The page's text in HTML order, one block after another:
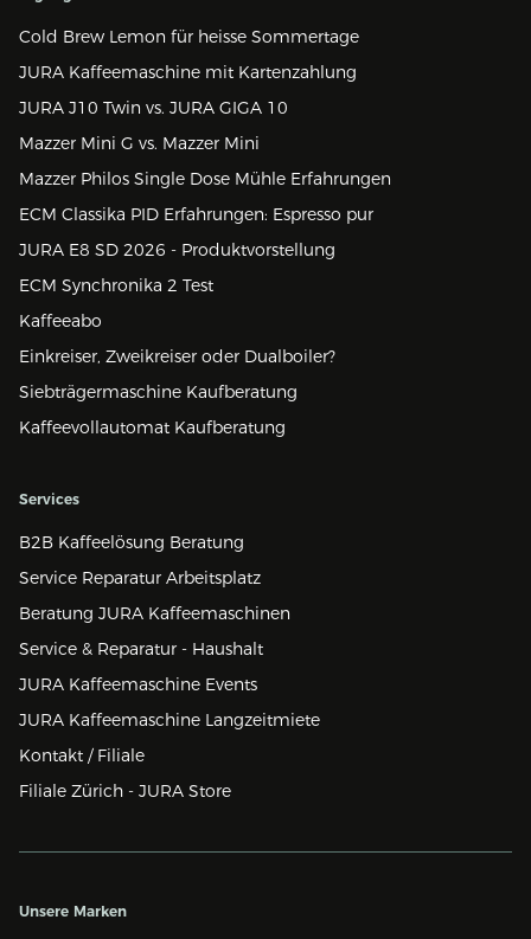
Cold Brew Lemon für heisse Sommertage
JURA Kaffeemaschine mit Kartenzahlung
JURA J10 Twin vs. JURA GIGA 10
Mazzer Mini G vs. Mazzer Mini
Mazzer Philos Single Dose Mühle Erfahrungen
ECM Classika PID Erfahrungen: Espresso pur
JURA E8 SD 2026 - Produktvorstellung
ECM Synchronika 2 Test
Kaffeeabo
Einkreiser, Zweikreiser oder Dualboiler?
Siebträgermaschine Kaufberatung
Kaffeevollautomat Kaufberatung
Services
B2B Kaffeelösung Beratung
Service Reparatur Arbeitsplatz
Beratung JURA Kaffeemaschinen
Service & Reparatur - Haushalt
JURA Kaffeemaschine Events
JURA Kaffeemaschine Langzeitmiete
Kontakt / Filiale
Filiale Zürich - JURA Store
Unsere Marken